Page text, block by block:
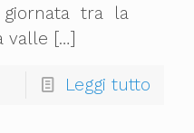
giornata tra la
valle […]
Leggi tutto